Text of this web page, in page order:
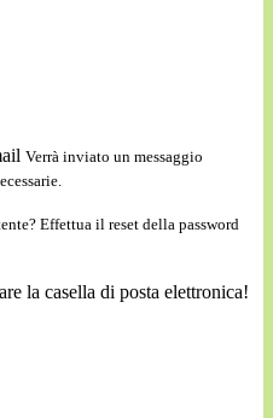
Verrà inviato un messaggio
Effettua il reset della password
la casella di posta elettronica!